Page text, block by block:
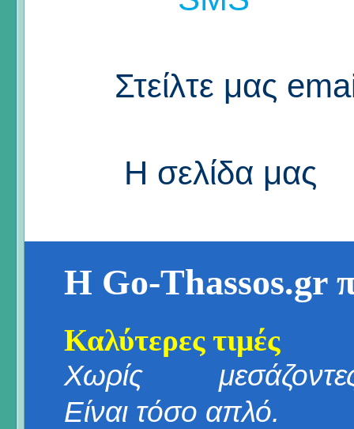
Στείλτε μας
Η σελίδα μας
Η Go-Thassos.gr
Καλύτερες τιμές
Χωρίς
Είναι τόσο απλό.